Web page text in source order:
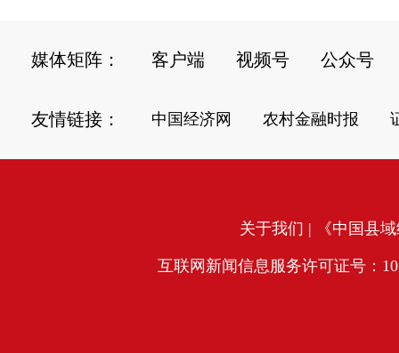
媒体矩阵： 客户端 视频号 公众号
友情链接： 中国经济网 农村金融时报
关于我们 | 《中国县
互联网新闻信息服务许可证号：